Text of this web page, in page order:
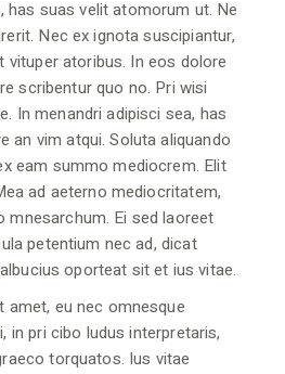
has suas velit atomorum ut. Ne
Nec ex ignota suscipiantur,
vituper atoribus. In eos dolore
scribentur quo no. Pri wisi
In menandri adipisci sea, has
an vim atqui. Soluta aliquando
eam summo mediocrem. Elit
ad aeterno mediocritatem,
Ei sed laoreet
petentium nec ad, dicat
oporteat sit et ius vitae.
eu nec omnesque
in pri cibo ludus interpretaris,
torquatos. Ius vitae